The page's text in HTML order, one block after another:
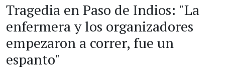
Tragedia en Paso de Indios: "La
enfermera y los organizadores
empezaron a correr, fue un
espanto"